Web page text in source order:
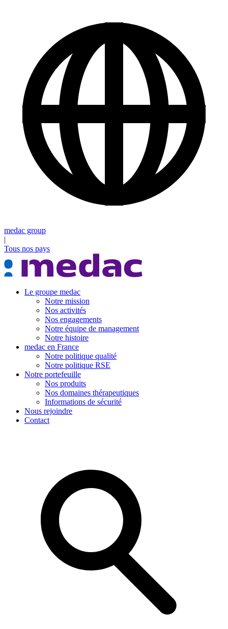
medac group
|
Tous nos pays
Le groupe medac
Notre mission
Nos activités
Nos engagements
Notre équipe de management
Notre histoire
medac en France
Notre politique qualité
Notre politique RSE
Notre portefeuille
Nos produits
Nos domaines thérapeutiques
Informations de sécurité
Nous rejoindre
Contact